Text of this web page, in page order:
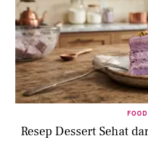
FOOD
Resep Dessert Sehat